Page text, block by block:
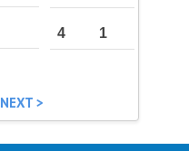
4 1
NEXT >